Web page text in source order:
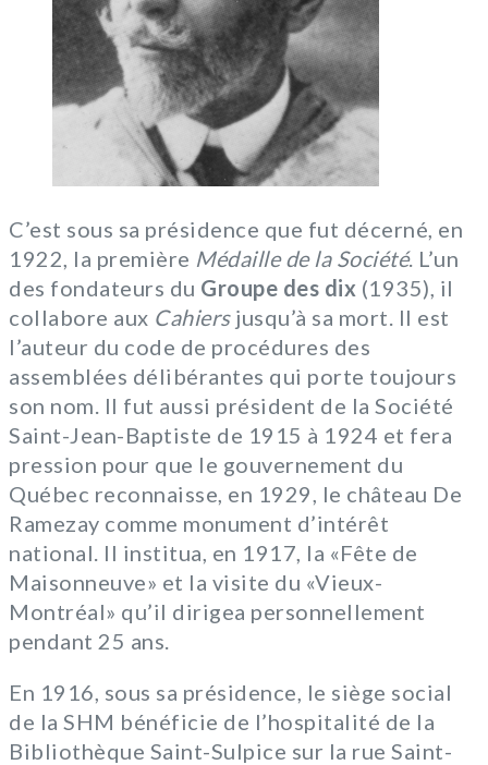
C’est sous sa présidence que fut décerné, en
1922, la première Médaille de la Société. L’un
des fondateurs du Groupe des dix (1935), il
collabore aux Cahiers jusqu’à sa mort. Il est
l’auteur du code de procédures des
assemblées délibérantes qui porte toujours
son nom. Il fut aussi président de la Société
Saint-Jean-Baptiste de 1915 à 1924 et fera
pression pour que le gouvernement du
Québec reconnaisse, en 1929, le château De
Ramezay comme monument d’intérêt
national. Il institua, en 1917, la «Fête de
Maisonneuve» et la visite du «Vieux-
Montréal» qu’il dirigea personnellement
pendant 25 ans.
En 1916, sous sa présidence, le siège social
de la SHM bénéficie de l’hospitalité de la
Bibliothèque Saint-Sulpice sur la rue Saint-